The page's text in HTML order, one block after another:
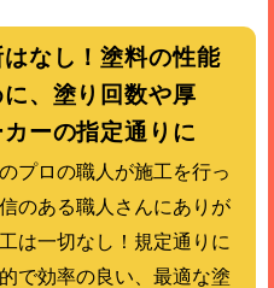
なし！塗料の性能
、塗り回数や厚
ーの指定通りに
プロの職人が施工を行っ
のある職人さんにありが
は一切なし！規定通りに
で効率の良い、最適な塗